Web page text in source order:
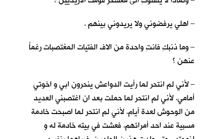
– اهلي يرفضوني ولا يريدوني بينهم .
– وما ذنبكِ فانتِ واحدة من الاف الفتيات المغتصبات رغماً
عنهن ؟
– لأني لم انتحر لما رأيت الدواعش ينحرون ابي و اخوتي
أمامي. لأني لم انتحر لما حملت بعد ان اغتصبني العديد
من الوحوش لعدة أيام. لأني لم انتحر لما اصبحت خادمة
مسبية عند احد أمرائهم. فعشت في بيته خادمة له و